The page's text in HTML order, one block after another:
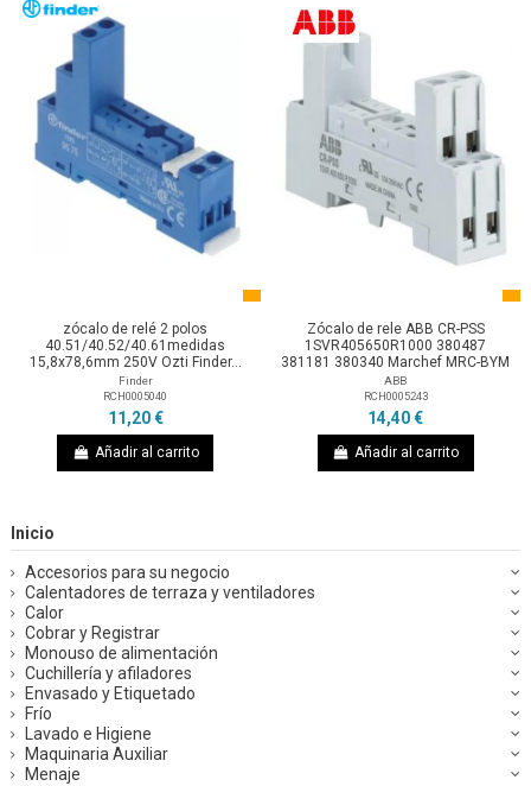
zócalo de relé 2 polos
40.51/40.52/40.61medidas
15,8x78,6mm 250V Ozti Finder...
Finder
RCH0005040
11,20 €
Añadir al carrito
Zócalo de rele ABB CR-PSS
1SVR405650R1000 380487
381181 380340 Marchef MRC-BYM
ABB
RCH0005243
14,40 €
Añadir al carrito
Inicio
Accesorios para su negocio
Calentadores de terraza y ventiladores
Calor
Cobrar y Registrar
Monouso de alimentación
Cuchillería y afiladores
Envasado y Etiquetado
Frío
Lavado e Higiene
Maquinaria Auxiliar
Menaje